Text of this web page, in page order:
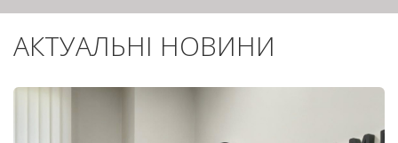
АКТУАЛЬНІ НОВИНИ